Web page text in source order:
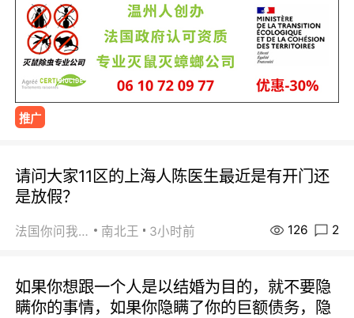
推广
请问大家11区的上海人陈医生最近是有开门还
是放假？
法国你问我答 南北王 3小时前 126 2
如果你想跟一个人是以结婚为目的，就不要隐
瞒你的事情，如果你隐瞒了你的巨额债务，隐